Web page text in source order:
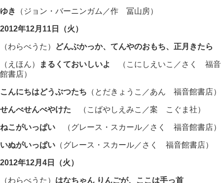
ゆき （ジョン・バーニンガム／作 冨山房）
2012年12月11日（火）
（わらべうた） どんぶかっか、てんやのおもち、正月きたら
（えほん） まるくておいしいよ
（こにしえいこ／さく 福音
館書店）
こんにちはどうぶつたち （とだきょうこ／あん 福音館書店）
せんべせんべやけた （こばやしえみこ／案 こぐま社）
ねこがいっぱい （グレース・スカール／さく 福音館書店）
いぬがいっぱい （グレース・スカール／さく 福音館書店）
2012年12月4日（火）
（わらべうた） はなちゃん りんごが、ここは手っ首